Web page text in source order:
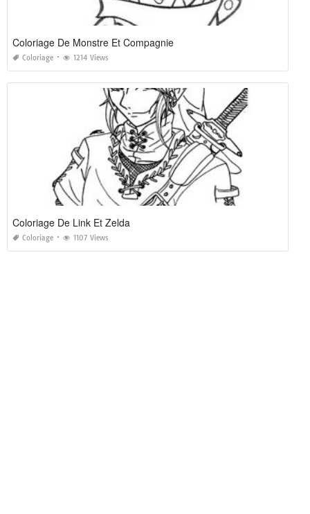
Coloriage De Monstre Et Compagnie
Coloriage 1214 Views
Coloriage De Link Et Zelda
Coloriage 1107 Views